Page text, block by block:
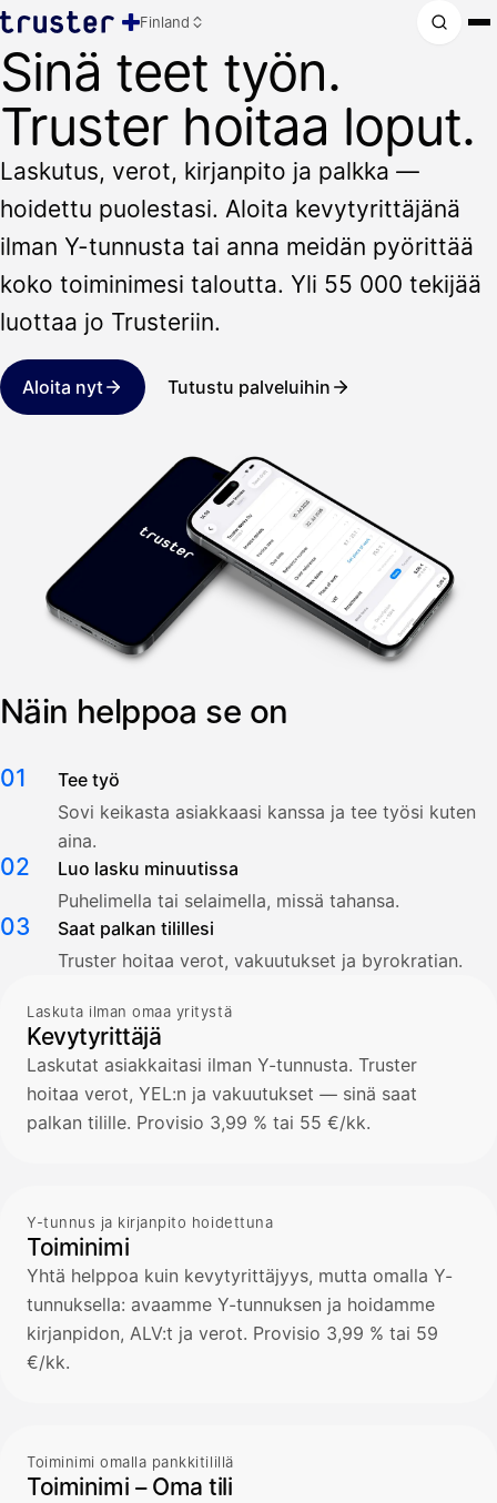
Finland
Sinä teet työn.
Truster hoitaa loput.
Laskutus, verot, kirjanpito ja palkka —
hoidettu puolestasi. Aloita kevytyrittäjänä
ilman Y-tunnusta tai anna meidän pyörittää
koko toiminimesi taloutta. Yli 55 000 tekijää
luottaa jo Trusteriin.
Aloita nyt Tutustu palveluihin
Näin helppoa se on
01
Tee työ
Sovi keikasta asiakkaasi kanssa ja tee työsi kuten
aina.
02
Luo lasku minuutissa
Puhelimella tai selaimella, missä tahansa.
03
Saat palkan tilillesi
Truster hoitaa verot, vakuutukset ja byrokratian.
Laskuta ilman omaa yritystä
Kevytyrittäjä
Laskutat asiakkaitasi ilman Y-tunnusta. Truster
hoitaa verot, YEL:n ja vakuutukset — sinä saat
palkan tilille. Provisio 3,99 % tai 55 €/kk.
Y-tunnus ja kirjanpito hoidettuna
Toiminimi
Yhtä helppoa kuin kevytyrittäjyys, mutta omalla Y-
tunnuksella: avaamme Y-tunnuksen ja hoidamme
kirjanpidon, ALV:t ja verot. Provisio 3,99 % tai 59
€/kk.
Toiminimi omalla pankkitilillä
Toiminimi – Oma tili